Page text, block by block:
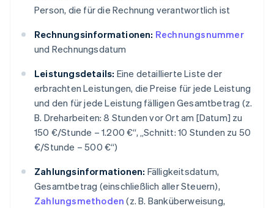
Person, die für die Rechnung verantwortlich ist
Rechnungsinformationen: Rechnungsnummer
und Rechnungsdatum
Leistungsdetails: Eine detaillierte Liste der
erbrachten Leistungen, die Preise für jede Leistung
und den für jede Leistung fälligen Gesamtbetrag (z.
B. Dreharbeiten: 8 Stunden vor Ort am [Datum] zu
150 €/Stunde – 1.200 €“, „Schnitt: 10 Stunden zu 50
€/Stunde – 500 €“)
Zahlungsinformationen: Fälligkeitsdatum,
Gesamtbetrag (einschließlich aller Steuern),
Zahlungsmethoden (z. B. Banküberweisung,